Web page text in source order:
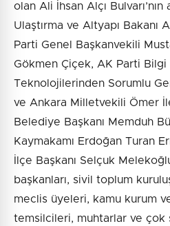
olan Ali İhsan Alçı Bulvarı’nın
Ulaştırma ve Altyapı Bakanı
Parti Genel Başkanvekili
Gökmen Çiçek, AK Parti Bilgi
Teknolojilerinden Sorumlu
ve Ankara Milletvekili Ömer
Belediye Başkanı Memduh
Kaymakamı Erdoğan Turan
İlçe Başkanı Selçuk
başkanları, sivil toplum
meclis üyeleri, kamu kurum
temsilcileri, muhtarlar ve çok